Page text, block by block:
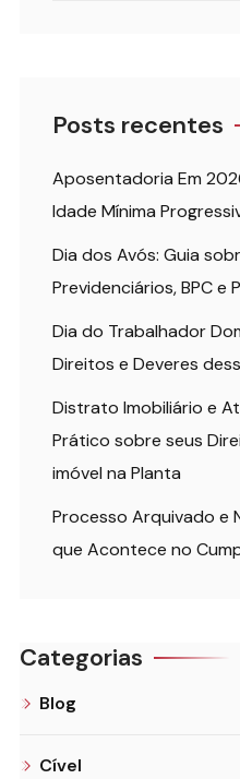
Posts recentes
Aposentadoria Em
Idade Mínima
Dia dos Avós: Guia
Previdenciários, BPC e
Dia do Trabalhador
Direitos e Deveres
Distrato Imobiliário e
Prático sobre seus
imóvel na Planta
Processo Arquivado e
que Acontece no
Categorias
Blog
Cível